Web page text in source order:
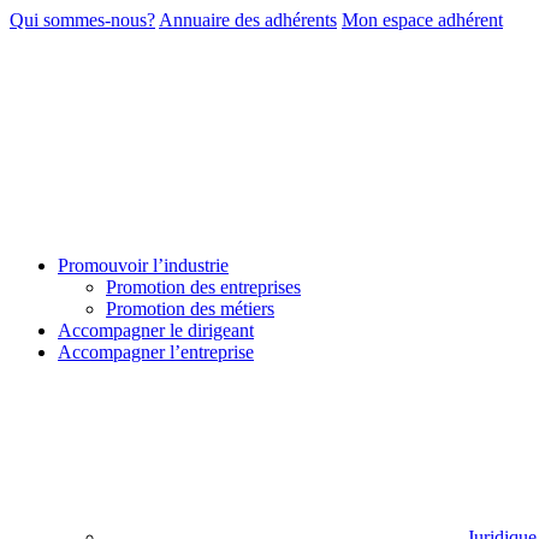
Qui sommes-nous? Annuaire des adhérents Mon espace adhérent
Promouvoir l’industrie
Promotion des entreprises
Promotion des métiers
Accompagner le dirigeant
Accompagner l’entreprise